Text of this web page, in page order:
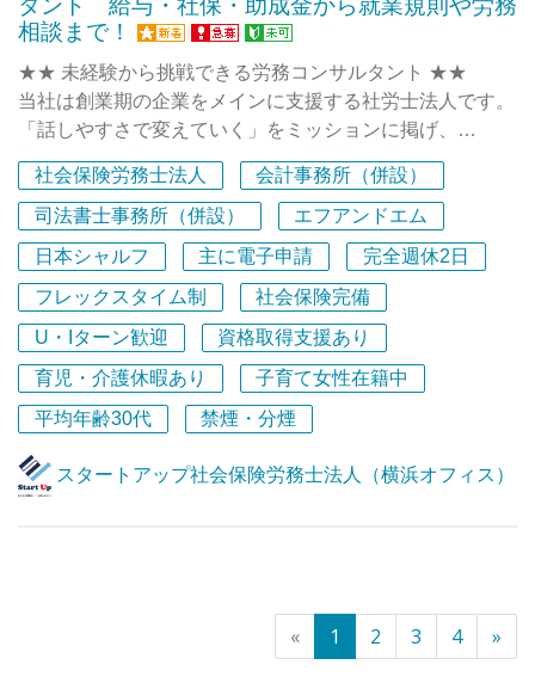
しかし、このフェーズだからこそ得られる成長とやりがい
があります。
世の中のすべての起業家を支える存在であり続けるため
に、
私たちは組織として進化し続け、本当に価値のあるサービ
スを世に届けていきます。
ここでの経験は、知識やスキルだけでなく、
どんな環境でも活躍できる力をあなたに与えてくれるはず
です。
一緒に成長しながら、自分の市場価値を高めていきません
か？
だけます！
★★ 採用基準は「考え方 ＞ 能力」★★
私たちが重視しているのは、知識やスキル、経歴そのもの
ではありません。
プロとしての自覚を持ち、サービス業として誠実に向き合
える姿勢です。
成長できる環境は用意しますが、
その環境を活かし、主体的に成長し続ける意欲を何より大
切にしています。
そこで私たちは、これまでの能力偏重の採用基準を捨て、
私たちのバリュー＝行動指針として下記の7つで表される
『人物重視・考え方重視の新しい採用基準』を掲げていま
す。
た』
『スタートアップ会計事務所 社員に密着させてもらえ
ませんか？』
で検索いただくとトップに出てきます。
だけます！
＝＝＝＝＝＝＝＝＝＝＝＝＝＝＝＝＝
★★ 社労士業界では珍しく社労士資格や経験がなくても
挑戦できる環境 ★★
労務コンサルタント21名 アシスタントを含め約30名の
チームで、
優しく面倒見の良い社員が多くコミュニケーションも活発
です。
メンバーも、未経験で異業種からの転職者も多く在籍して
います。
・元整備士
若手でも裁量を持って活躍でき、変化にも柔軟に対応でき
相談まで！
★★ 未経験から挑戦できる労務コンサルタント ★★
当社は創業期の企業をメインに支援する社労士法人です。
「話しやすさで変えていく」をミッションに掲げ、
クライアントの想いに寄り添ったサービスを提供していま
す。
★★ スタートアップ社会保険労務士法人はこんなとこ
ろ！ ★★
スタートアップ税理士法人／社会保険労務士法人は、
2015年の開業から11年目を迎えました。
私たちのサービスにご満足いただいたクライアント様から
のご紹介やお問い合わせを通じて、
新しいご縁が次々と広がっています。
ている法人です。
ぜひ一度ご覧になってください！
社会保険労務士法人
会計事務所（併設）
司法書士事務所（併設）
エフアンドエム
日本シャルフ
主に電子申請
完全週休2日
フレックスタイム制
社会保険完備
U・Iターン歓迎
資格取得支援あり
育児・介護休暇あり
子育て女性在籍中
平均年齢30代
禁煙・分煙
スタートアップ社会保険労務士法人（横浜オフィス）
« 1 2 3 4 »